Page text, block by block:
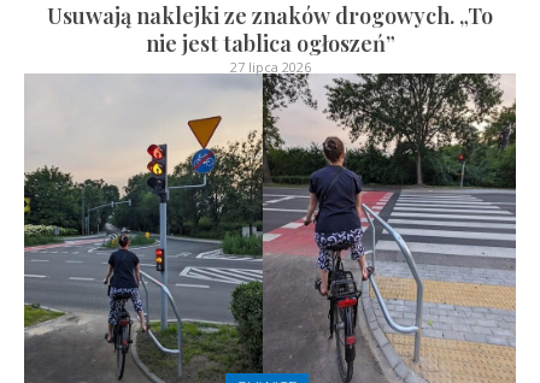
Usuwają naklejki ze znaków drogowych. „To
nie jest tablica ogłoszeń”
27 lipca 2026